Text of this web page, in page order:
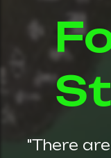
"There